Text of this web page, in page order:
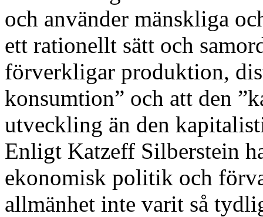
och använder mänskliga
ett rationellt sätt och
förverkligar produktion,
konsumtion” och att den
utveckling än den
Enligt Katzeff Silberstein
ekonomisk politik och
allmänhet inte varit så